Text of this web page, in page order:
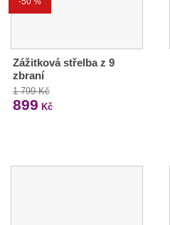
Zážitková střelba z 9
zbraní
1 799 Kč
899 Kč